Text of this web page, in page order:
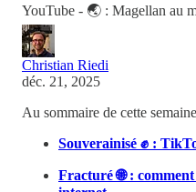
YouTube - 🌏 : Magellan au
Christian Riedi
déc. 21, 2025
Au sommaire de cette
Souverainisé ✊ :
Fracturé 🌐 :